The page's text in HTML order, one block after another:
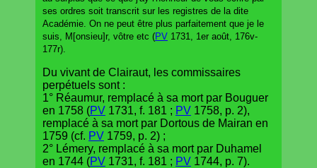
ses ordres soit transcrit sur les registres de la dite
Académie. On ne peut être plus parfaitement que je le
suis, M[onsieu]r, vôtre etc (PV 1731, 1er août, 176v-
177r).
Du vivant de Clairaut, les commissaires
perpétuels sont :
1° Réaumur, remplacé à sa mort par Bouguer
en 1758 (PV 1731, f. 181 ; PV 1758, p. 2),
remplacé à sa mort par Dortous de Mairan en
1759 (cf. PV 1759, p. 2) ;
2° Lémery, remplacé à sa mort par Duhamel
en 1744 (PV 1731, f. 181 ; PV 1744, p. 7).